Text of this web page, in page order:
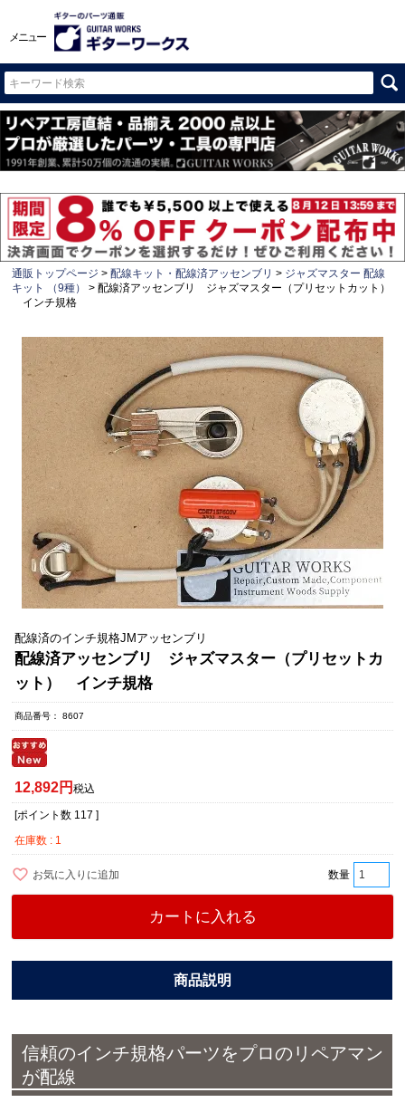
メニュー
通販トップページ 配線キット・配線済アッセンブリ
ジャズマスター 配線
キット （9種）
配線済アッセンブリ ジャズマスター（プリセットカット）
インチ規格
配線済のインチ規格JMアッセンブリ
配線済アッセンブリ ジャズマスター（プリセットカ
ット） インチ規格
商品番号 8607
12,892 税込
[ポイント数 117 ]
在庫数
1
お気に入りに追加
カートに入れる
信頼のインチ規格パーツをプロのリペアマン
が配線